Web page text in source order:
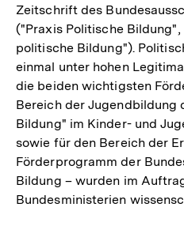
Zeitschrift des
("Praxis Politische Bildung",
politische Bildung").
einmal unter hohen
die beiden wichtigsten
Bereich der Jugendbildung
Bildung" im Kinder- und
sowie für den Bereich der
Förderprogramm der
Bildung – wurden im
Bundesministerien